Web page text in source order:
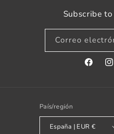
Subscribe
Correo
Facebook
País/región
España | EUR €